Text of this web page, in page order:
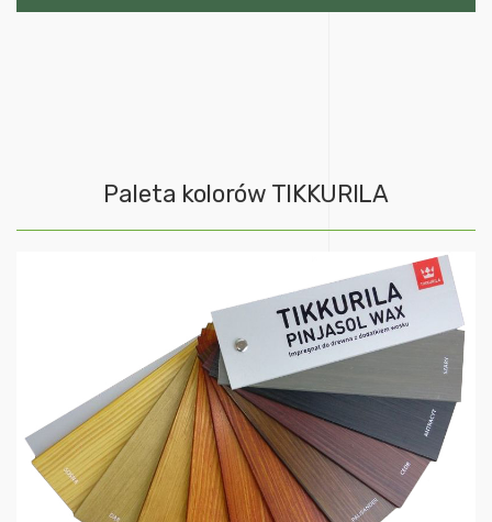
Paleta kolorów TIKKURILA